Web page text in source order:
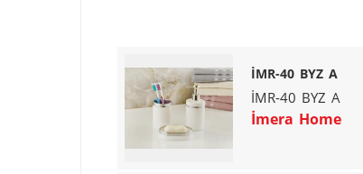
İMR-40 BYZ A
İMR-40 BYZ A
İmera Home